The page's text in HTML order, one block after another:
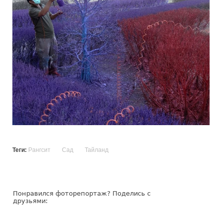
Теги: Рангсит Сад Тайланд
Понравился фоторепортаж? Поделись с
друзьями: